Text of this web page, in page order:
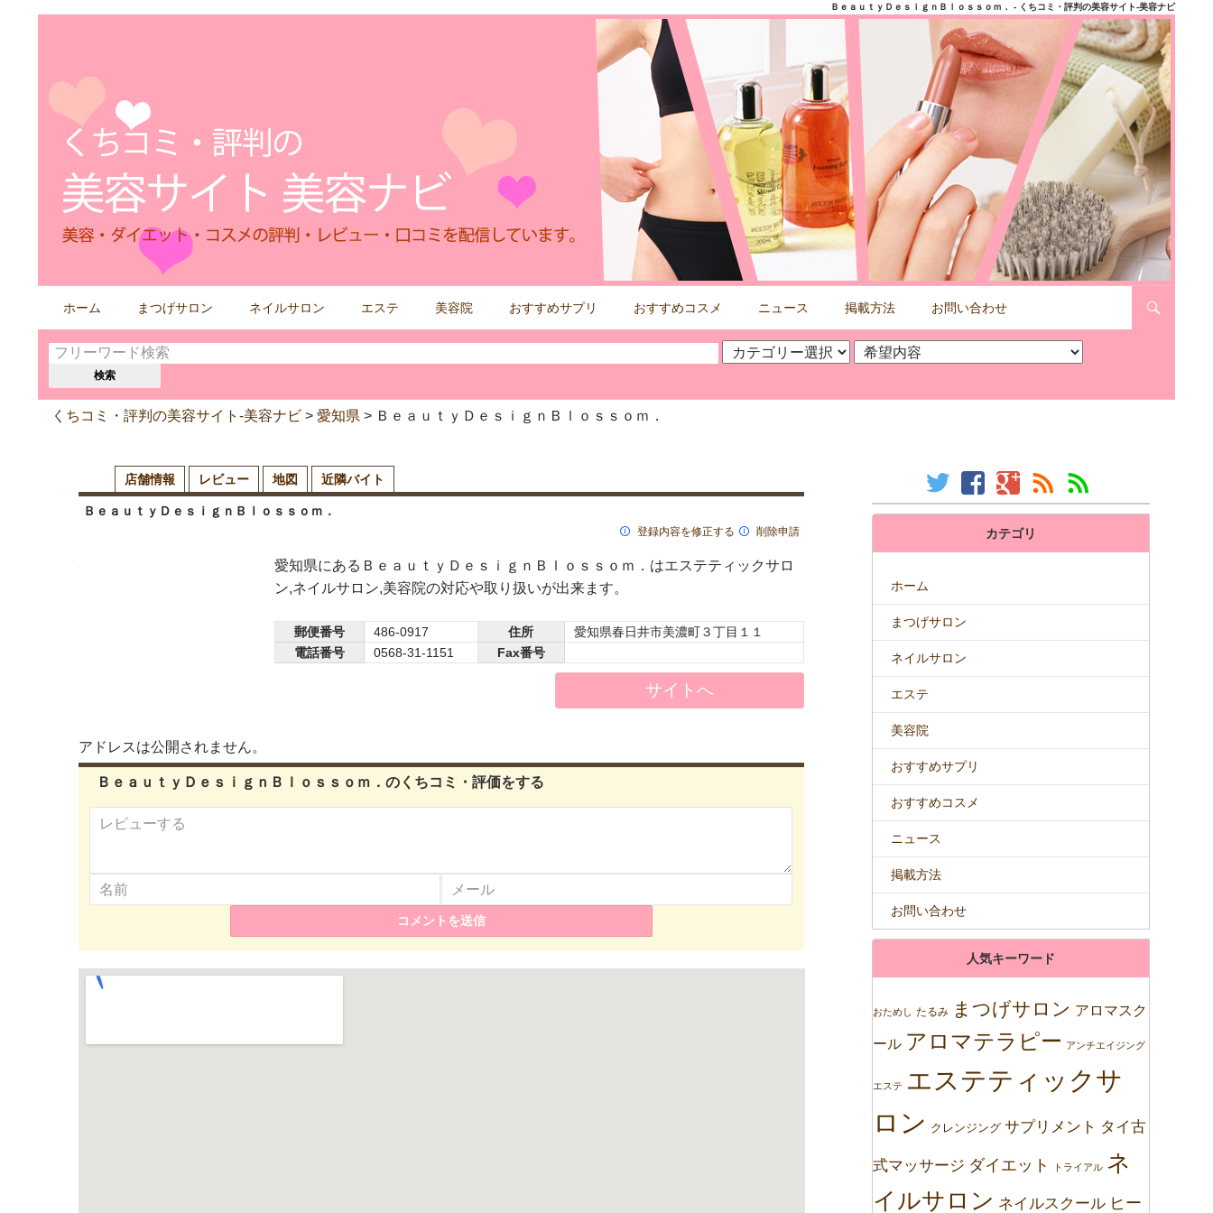
ＢｅａｕｔｙＤｅｓｉｇｎＢｌｏｓｓｏｍ． - くちコミ・評判の美容サイト-美容ナビ
す
る
ホーム まつげサロン ネイルサロン エステ 美容院 おすすめサプリ おすすめコスメ ニュース 掲載方法 お問い合わせ
くちコミ・評判の美容サイト-美容ナビ > 愛知県 > ＢｅａｕｔｙＤｅｓｉｇｎＢｌｏｓｓｏｍ．
店舗情報 レビュー 地図 近隣バイト
ＢｅａｕｔｙＤｅｓｉｇｎＢｌｏｓｓｏｍ．
登録内容を修正する 削除申請
愛知県にあるＢｅａｕｔｙＤｅｓｉｇｎＢｌｏｓｓｏｍ．はエステティックサロ
ン,ネイルサロン,美容院の対応や取り扱いが出来ます。
郵便番号 486-0917 住所
愛知県春日井市美濃町３丁目１１
電話番号
0568-31-1151 Fax番号
サイトへ
アドレスは公開されません。
ＢｅａｕｔｙＤｅｓｉｇｎＢｌｏｓｓｏｍ．のくちコミ・評価をする
カテゴリ
ホーム
まつげサロン
ネイルサロン
エステ
美容院
おすすめサプリ
おすすめコスメ
ニュース
掲載方法
お問い合わせ
人気キーワード
おためし たるみ まつげサロン アロマスク
ール アロマテラピー アンチエイジング
エステ エステティックサ
ロン クレンジング サプリメント タイ古
式マッサージ ダイエット トライアル ネ
イルサロン ネイルスクール ヒー